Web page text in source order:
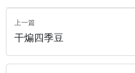
上一篇
干煸四季豆